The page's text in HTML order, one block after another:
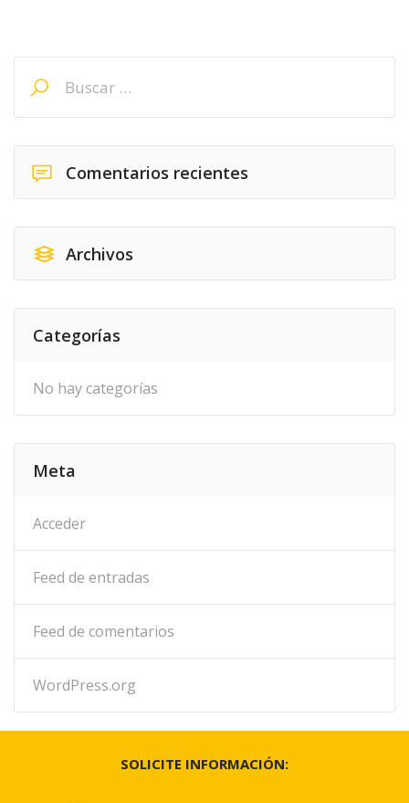
Buscar:
Comentarios recientes
Archivos
Categorías
No hay categorías
Meta
Acceder
Feed de entradas
Feed de comentarios
WordPress.org
SOLICITE INFORMACIÓN: